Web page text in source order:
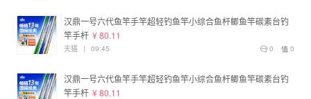
汉鼎一号六代鱼竿手竿超轻钓鱼竿小综合鱼杆鲫鱼竿碳素台钓
竿手杆 ¥ 80.11
0
0
天猫 | 09:45
汉鼎一号六代鱼竿手竿超轻钓鱼竿小综合鱼杆鲫鱼竿碳素台钓
竿手杆 ¥ 80.11